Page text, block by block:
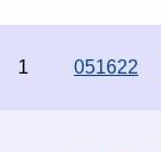
1 051622